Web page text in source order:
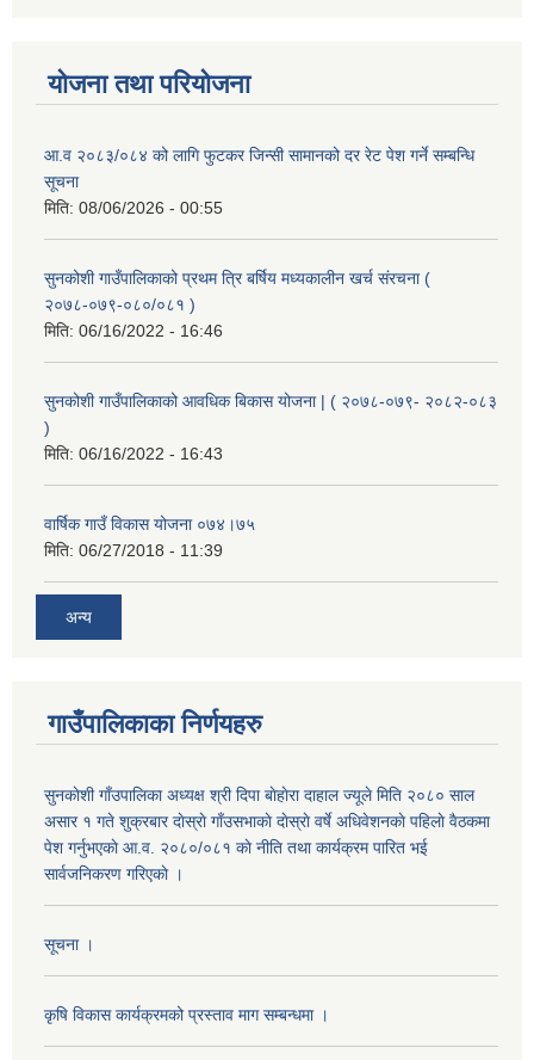
योजना तथा परियोजना
आ.व २०८३/०८४ को लागि फुटकर जिन्सी सामानको दर रेट पेश गर्ने सम्बन्धि
सूचना
मिति: 08/06/2026 - 00:55
सुनकोशी गाउँपालिकाको प्रथम त्रि बर्षिय मध्यकालीन खर्च संरचना (
२०७८-०७९-०८०/०८१ )
मिति: 06/16/2022 - 16:46
सुनकोशी गाउँपालिकाको आवधिक बिकास योजना | ( २०७८-०७९- २०८२-०८३
)
मिति: 06/16/2022 - 16:43
वार्षिक गाउँ विकास योजना ०७४।७५
मिति: 06/27/2018 - 11:39
अन्य
गाउँपालिकाका निर्णयहरु
सुनकाेशी गाँउपालिका अध्यक्ष श्री दिपा बाेहाेरा दाहाल ज्यूले मिति २०८० साल
असार १ गते शुक्रबार दाेस्राे गाँउसभाकाे दाेस्राे वर्षे अधिवेशनकाे पहिलाे वैठकमा
पेश गर्नुभएकाे आ.व. २०८०/०८१ काे नीति तथा कार्यक्रम पारित भई
सार्वजनिकरण गरिएकाे ।
सूचना ।
कृषि विकास कार्यक्रमको प्रस्ताव माग सम्बन्धमा ।